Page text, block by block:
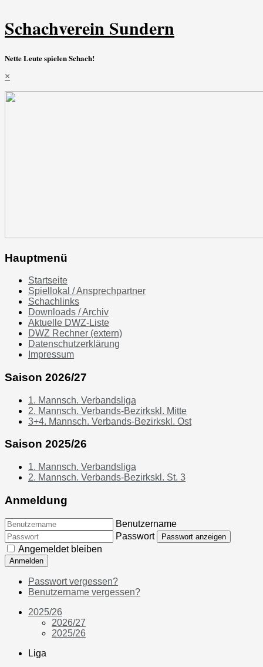
Schachverein Sundern
Nette Leute spielen Schach!
×
Hauptmenü
Startseite
Spiellokal / Ansprechpartner
Schachlinks
Downloads / Archiv
Aktuelle DWZ-Liste
DWZ Rechner (extern)
Datenschutzerklärung
Impressum
Saison 2026/27
1. Mannsch. Verbandsliga
2. Mannsch. Verbands-Bezirkskl. Mitte
3+4. Mannsch. Verbands-Bezirkskl. Ost
Saison 2025/26
1. Mannsch. Verbandsliga
2. Mannsch. Verbands-Bezirkskl. St. 3
Anmeldung
Benutzername
Passwort
Passwort anzeigen
Angemeldet bleiben
Anmelden
Passwort vergessen?
Benutzername vergessen?
2025/26
2026/27
2025/26
Liga